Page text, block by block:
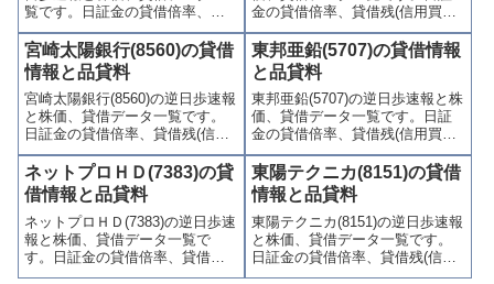
覧です。日証金の貸借倍率、貸
借残(信用買残、信用売残)、品貸
料(逆日歩)、東証の週末残高、規
制(注意喚起・申込停止)など、空
売り関連情報を集計し、図解で
わかりやすくまとめて掲載して
います。
金の貸借倍率、貸借残(信用買
残、信用売残)、品貸料(逆日
歩)、東証の週末残高、規制(注意
喚起・申込停止)など、空売り関
連情報を集計し、図解でわかり
やすくまとめて掲載していま
す。
宮崎太陽銀行(8560)の貸借
情報と品貸料
宮崎太陽銀行(8560)の逆日歩速報
と株価、貸借データ一覧です。
日証金の貸借倍率、貸借残(信用
買残、信用売残)、品貸料(逆日
歩)、東証の週末残高、規制(注意
喚起・申込停止)など、空売り関
連情報を集計し、図解でわかり
やすくまとめて掲載していま
す。
東邦亜鉛(5707)の貸借情報
と品貸料
東邦亜鉛(5707)の逆日歩速報と株
価、貸借データ一覧です。日証
金の貸借倍率、貸借残(信用買
残、信用売残)、品貸料(逆日
歩)、東証の週末残高、規制(注意
喚起・申込停止)など、空売り関
連情報を集計し、図解でわかり
やすくまとめて掲載していま
す。
ネットプロＨＤ(7383)の貸
借情報と品貸料
ネットプロＨＤ(7383)の逆日歩速
報と株価、貸借データ一覧で
す。日証金の貸借倍率、貸借残
(信用買残、信用売残)、品貸料
東陽テクニカ(8151)の貸借
情報と品貸料
東陽テクニカ(8151)の逆日歩速報
と株価、貸借データ一覧です。
日証金の貸借倍率、貸借残(信用
買残、信用売残)、品貸料(逆日